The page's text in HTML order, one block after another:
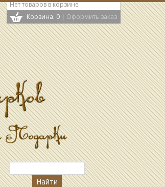
Нет товаров в корзине
Корзина: 0 | Оформить заказ